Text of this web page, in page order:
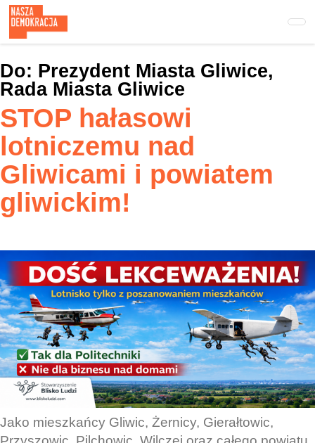
Przejdź
do
treści
głównej
Do: Prezydent Miasta Gliwice,
Rada Miasta Gliwice
STOP hałasowi
lotniczemu nad
Gliwicami i powiatem
gliwickim!
Jako mieszkańcy Gliwic, Żernicy, Gierałtowic,